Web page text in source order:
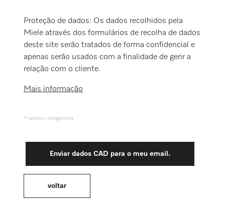
Proteção de dados: Os dados recolhidos pela
Miele através dos formulários de recolha de dados
deste site serão tratados de forma confidencial e
apenas serão usados com a finalidade de gerir a
relação com o cliente.
Mais informação
* campos obrigatórios